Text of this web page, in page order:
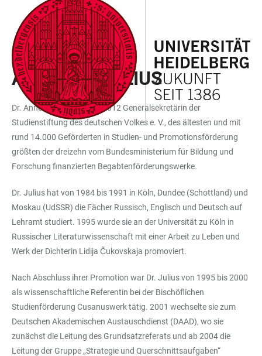
LINKS
ZUR
BARRIEREFREIHEIT
ZUM
HAUPTINHALT
HAUPTNAVIGATION
ÖFFNEN
WEBSEITENSUCHE
ÖFFNEN
EXTERNES MITGLIED
ANNETTE JULIUS
Dr. Annette Julius ist seit 2012 Generalsekretärin der
Studienstiftung des deutschen Volkes e. V., des ältesten und mit
rund 14.000 Geförderten in Studien- und Promotionsförderung
größten der dreizehn vom Bundesministerium für Bildung und
Forschung finanzierten Begabtenförderungswerke.
Dr. Julius hat von 1984 bis 1991 in Köln, Dundee (Schottland) und
Moskau (UdSSR) die Fächer Russisch, Englisch und Deutsch auf
Lehramt studiert. 1995 wurde sie an der Universität zu Köln in
Russischer Literaturwissenschaft mit einer Arbeit zu Leben und
Werk der Dichterin Lidija Čukovskaja promoviert.
Nach Abschluss ihrer Promotion war Dr. Julius von 1995 bis 2000
als wissenschaftliche Referentin bei der Bischöflichen
Studienförderung Cusanuswerk tätig. 2001 wechselte sie zum
Deutschen Akademischen Austauschdienst (DAAD), wo sie
zunächst die Leitung des Grundsatzreferats und ab 2004 die
Leitung der Gruppe „Strategie und Querschnittsaufgaben“